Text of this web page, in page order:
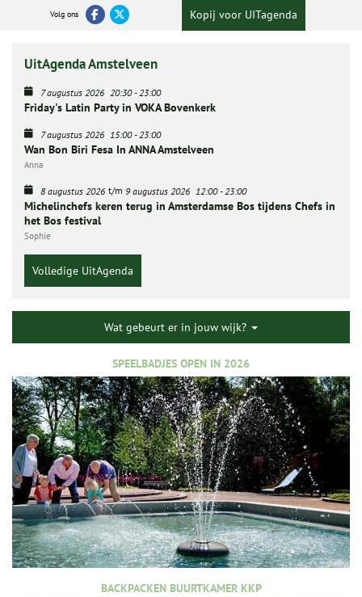
Volg ons Kopij voor UITagenda
UitAgenda Amstelveen
7 augustus 2026 20:30- 23:00
Friday's Latin Party in VOKA Bovenkerk
7 augustus 2026 15:00- 23:00
Wan Bon Biri Fesa In ANNA Amstelveen
Anna
8 augustus 2026 t/m 9 augustus 2026 12:00- 23:00
Michelinchefs keren terug in Amsterdamse Bos tijdens Chefs in
het Bos festival
Sophie
Volledige UitAgenda
Wat gebeurt er in jouw wijk?
SPEELBADJES OPEN IN 2026
BACKPACKEN BUURTKAMER KKP